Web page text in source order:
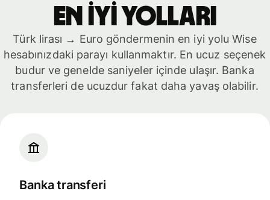
EN İYİ YOLLARI
Türk lirası → Euro göndermenin en iyi yolu Wise
hesabınızdaki parayı kullanmaktır. En ucuz seçenek
budur ve genelde saniyeler içinde ulaşır. Banka
transferleri de ucuzdur fakat daha yavaş olabilir.
Banka transferi